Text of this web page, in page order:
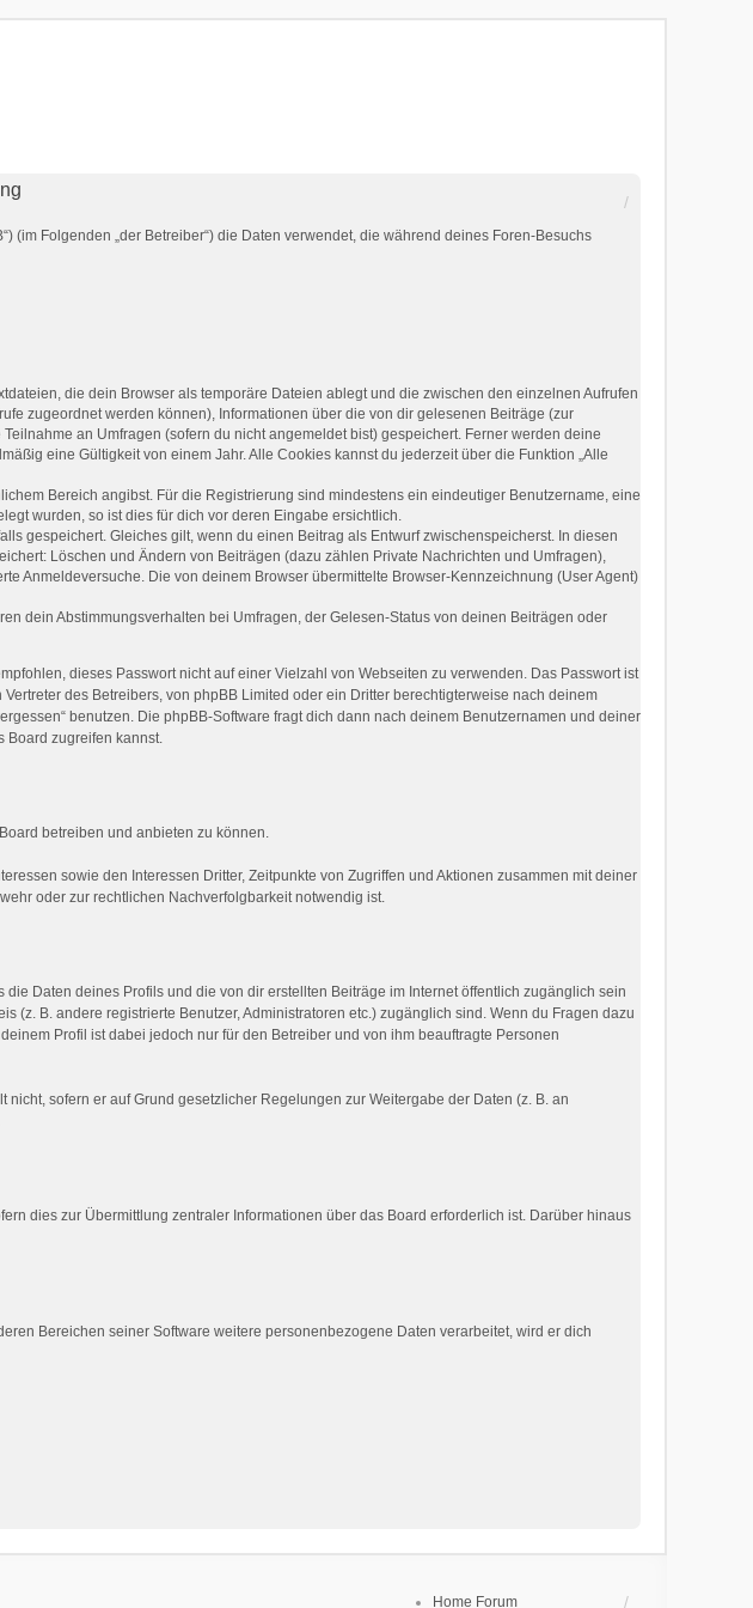
(im Folgenden „der Betreiber“) die Daten verwendet, die während deines Foren-Besuchs
die dein Browser als temporäre Dateien ablegt und die zwischen den einzelnen Aufrufen
zugeordnet werden können), Informationen über die von dir gelesenen Beiträge (zur
an Umfragen (sofern du nicht angemeldet bist) gespeichert. Ferner werden deine
eine Gültigkeit von einem Jahr. Alle Cookies kannst du jederzeit über die Funktion „Alle
Bereich angibst. Für die Registrierung sind mindestens ein eindeutiger Benutzername, eine
wurden, so ist dies für dich vor deren Eingabe ersichtlich.
gespeichert. Gleiches gilt, wenn du einen Beitrag als Entwurf zwischenspeicherst. In diesen
Löschen und Ändern von Beiträgen (dazu zählen Private Nachrichten und Umfragen),
Anmeldeversuche. Die von deinem Browser übermittelte Browser-Kennzeichnung (User Agent)
dein Abstimmungsverhalten bei Umfragen, der Gelesen-Status von deinen Beiträgen oder
dieses Passwort nicht auf einer Vielzahl von Webseiten zu verwenden. Das Passwort ist
des Betreibers, von phpBB Limited oder ein Dritter berechtigterweise nach deinem
benutzen. Die phpBB-Software fragt dich dann nach deinem Benutzernamen und deiner
Board zugreifen kannst.
betreiben und anbieten zu können.
sowie den Interessen Dritter, Zeitpunkte von Zugriffen und Aktionen zusammen mit deiner
oder zur rechtlichen Nachverfolgbarkeit notwendig ist.
Daten deines Profils und die von dir erstellten Beiträge im Internet öffentlich zugänglich sein
B. andere registrierte Benutzer, Administratoren etc.) zugänglich sind. Wenn du Fragen dazu
Profil ist dabei jedoch nur für den Betreiber und von ihm beauftragte Personen
sofern er auf Grund gesetzlicher Regelungen zur Weitergabe der Daten (z. B. an
dies zur Übermittlung zentraler Informationen über das Board erforderlich ist. Darüber hinaus
Bereichen seiner Software weitere personenbezogene Daten verarbeitet, wird er dich
Home Forum